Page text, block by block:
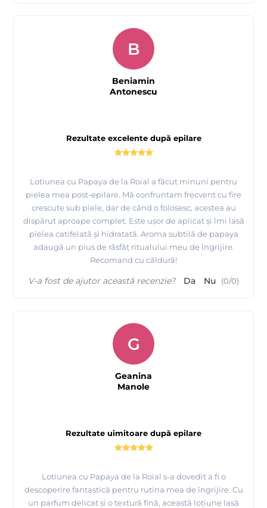
Rezultate excelente după epilare
Lotiunea cu Papaya de la Roial a făcut minuni pentru
pielea mea post-epilare. Mă confruntam frecvent cu fire
crescute sub piele, dar de când o folosesc, acestea au
dispărut aproape complet. Este ușor de aplicat și îmi lasă
pielea catifelată și hidratată. Aroma subtilă de papaya
adaugă un plus de răsfăț ritualului meu de îngrijire.
Recomand cu căldură!
B
Beniamin
Antonescu
V-a fost de ajutor această recenzie? Da Nu (0/0)
Rezultate uimitoare după epilare
Lotiunea cu Papaya de la Roial s-a dovedit a fi o
descoperire fantastică pentru rutina mea de îngrijire. Cu
un parfum delicat și o textură fină, această loțiune lasă
G
Geanina
Manole